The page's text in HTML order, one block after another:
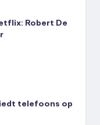
Robert De
telefoons op